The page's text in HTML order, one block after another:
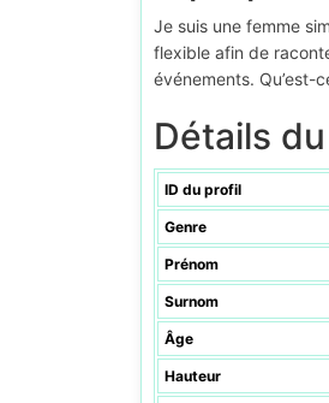
Je suis une femme
flexible afin de
événements. Qu’est-
Détails
ID du profil
Genre
Prénom
Surnom
Âge
Hauteur